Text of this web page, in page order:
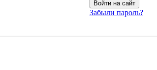
Забыли пароль?